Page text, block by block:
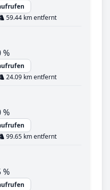
59.44 km entfernt
%
24.09 km entfernt
%
99.65 km entfernt
%